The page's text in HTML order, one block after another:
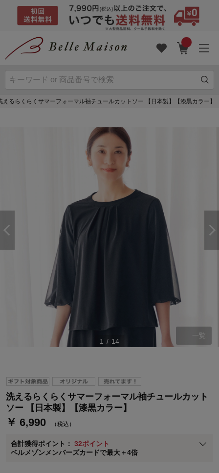
えるらくらくサマーフォーマル袖チュールカットソー 【日本製】【漆黒カラー】
1 / 14
一覧
洗えるらくらくサマーフォーマル袖チュールカット
ソー 【日本製】【漆黒カラー】
￥ 6,990 （税込）
合計獲得ポイント： 32ポイント
ベルメゾンメンバーズカードで最大＋4倍
ステージが上がれば送料無料・返品引取無料！
通常商品送料無料 返品引取無料（JCBのみ）
即時入会なら更に500円OFFクーポンプレゼント
※メンバーズカードの加算ポイントはステージ倍率適用前の基本ポイント
に対して適用されます。